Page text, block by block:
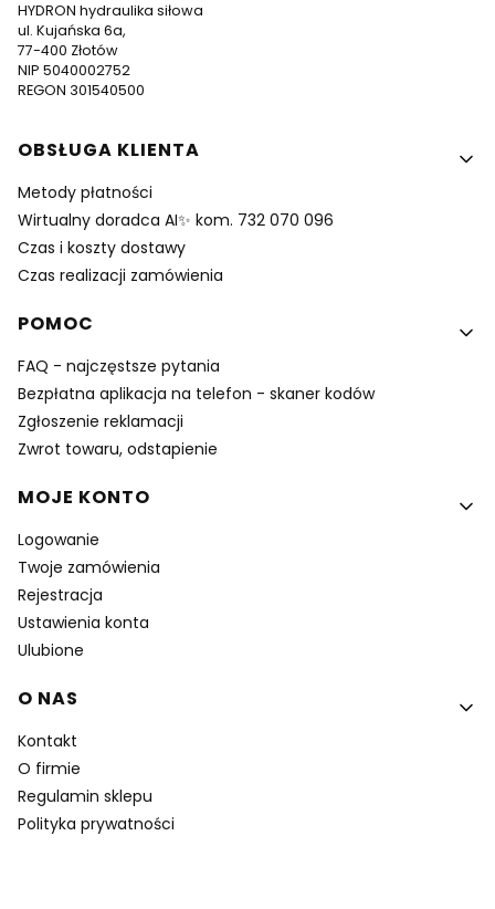
HYDRON hydraulika siłowa
ul. Kujańska 6a,
77-400 Złotów
NIP 5040002752
REGON 301540500
Linki w stopce
OBSŁUGA KLIENTA
Metody płatności
Wirtualny doradca AI✨ kom. 732 070 096
Czas i koszty dostawy
Czas realizacji zamówienia
POMOC
FAQ - najczęstsze pytania
Bezpłatna aplikacja na telefon - skaner kodów
Zgłoszenie reklamacji
Zwrot towaru, odstapienie
MOJE KONTO
Logowanie
Twoje zamówienia
Rejestracja
Ustawienia konta
Ulubione
O NAS
Kontakt
O firmie
Regulamin sklepu
Polityka prywatności